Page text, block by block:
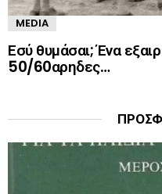
MEDIA
Εσύ θυμάσαι; Ένα
50/60αρηδες…